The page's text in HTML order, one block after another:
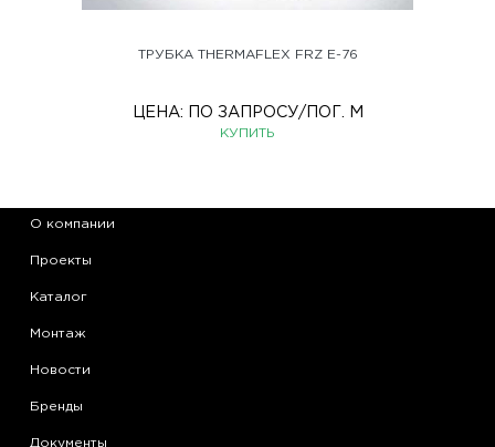
ТРУБКА THERMAFLEX FRZ Е-76
ЦЕНА: ПО ЗАПРОСУ/ПОГ. М
КУПИТЬ
О компании
Проекты
Каталог
Монтаж
Новости
Бренды
Документы